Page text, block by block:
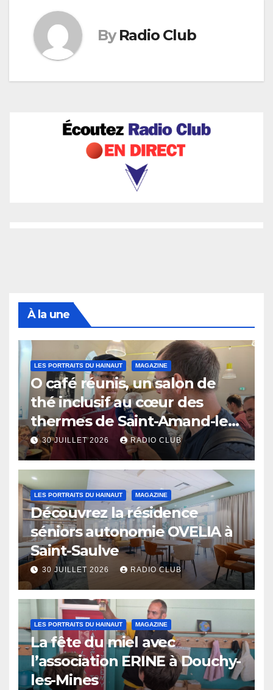
By Radio Club
À la une
LES PORTRAITS DU HAINAUT MAGAZINE
O café réunis, un salon de
thé inclusif au cœur des
thermes de Saint-Amand-les-
Eaux
30 JUILLET 2026 RADIO CLUB
LES PORTRAITS DU HAINAUT MAGAZINE
Découvrez la résidence
séniors autonomie OVELIA à
Saint-Saulve
30 JUILLET 2026 RADIO CLUB
LES PORTRAITS DU HAINAUT MAGAZINE
La fête du miel avec
l’association ERINE à Douchy-
les-Mines